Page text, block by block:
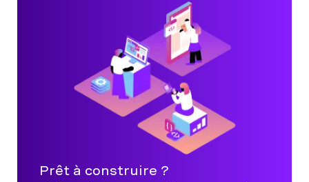
Prêt à construire ?